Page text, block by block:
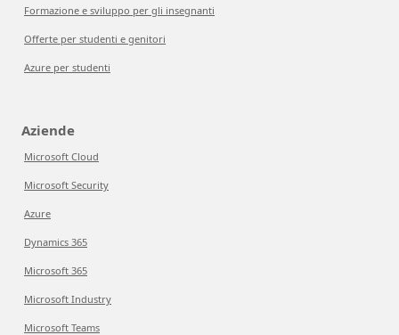
Formazione e sviluppo per gli insegnanti
Offerte per studenti e genitori
Azure per studenti
Aziende
Microsoft Cloud
Microsoft Security
Azure
Dynamics 365
Microsoft 365
Microsoft Industry
Microsoft Teams